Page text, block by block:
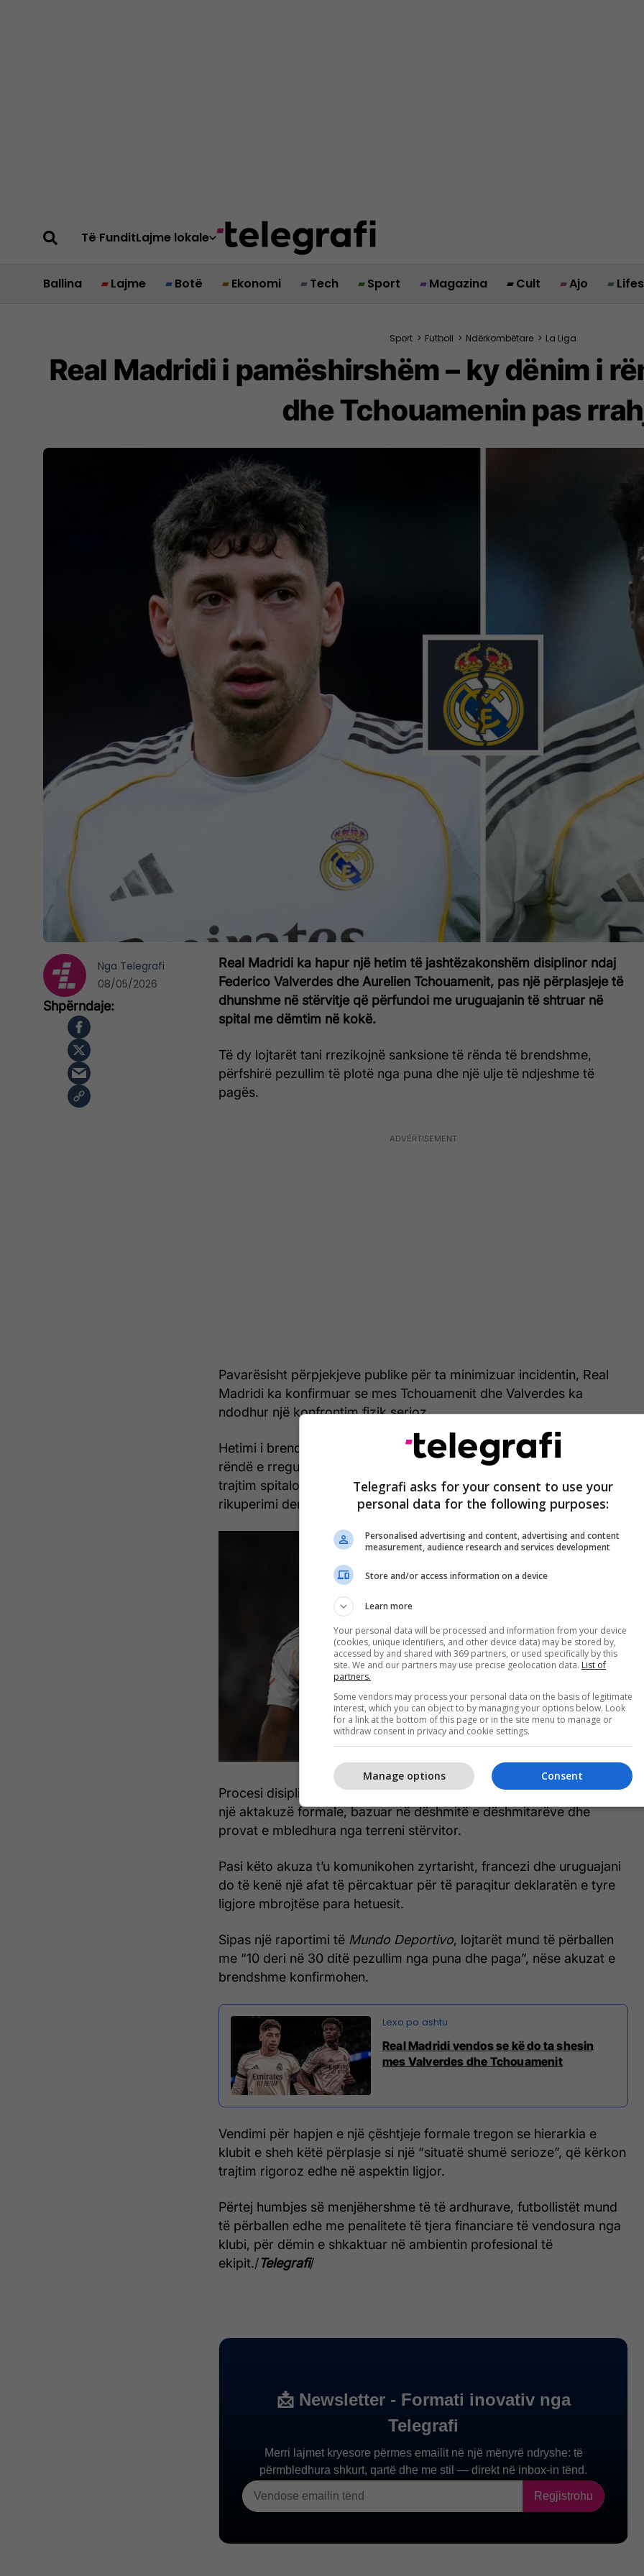
Të FunditLajme lokale
Ballina Lajme Botë Ekonomi Tech Sport Magazina Cult Ajo
Sport > Futboll > Ndërkombëtare > La Liga
Real Madridi i pamëshirshëm – ky dënim i
dhe Tchouamenin pas
Real Madridi ka hapur një hetim të jashtëzakonshëm disiplinor ndaj
Federico Valverdes dhe Aurelien Tchouamenit, pas një përplasjeje të
dhunshme në stërvitje që përfundoi me uruguajanin të shtruar në
spital me dëmtim në kokë.
Të dy lojtarët tani rrezikojnë sanksione të rënda të brendshme,
përfshirë pezullim të plotë nga puna dhe një ulje të ndjeshme të
pagës.
Pavarësisht përpjekjeve publike për ta minimizuar incidentin, Real
Madridi ka konfirmuar se mes Tchouamenit dhe Valverdes ka
ndodhur një konfrontim fizik serioz.
Hetimi i brendshëm i klubit përqendrohet te një shkelje shumë e
rëndë e rregullave të sjelljes, e cila e la Valverden në nevojë për
trajtim spitalor për shkak të një dëmtimi në kokë, me një periudhë
rikuperimi deri në 14 ditë.
Procesi disiplinor parashikon që instruktori i sapoemëruar të hartojë
një aktakuzë formale, bazuar në dëshmitë e dëshmitarëve dhe
provat e mbledhura nga terreni stërvitor.
Pasi këto akuza t’u komunikohen zyrtarisht, francezi dhe uruguajani
do të kenë një afat të përcaktuar për të paraqitur deklaratën e tyre
ligjore mbrojtëse para hetuesit.
Sipas një raportimi të Mundo Deportivo, lojtarët mund të përballen
me “10 deri në 30 ditë pezullim nga puna dhe paga”, nëse akuzat e
brendshme konfirmohen.
Real Madridi vendos se kë do ta shesin
mes Valverdes dhe Tchouamenit
Vendimi për hapjen e një çështjeje formale tregon se hierarkia e
klubit e sheh këtë përplasje si një “situatë shumë serioze”, që kërkon
trajtim rigoroz edhe në aspektin ligjor.
Përtej humbjes së menjëhershme të të ardhurave, futbollistët mund
të përballen edhe me penalitete të tjera financiare të vendosura nga
klubi, për dëmin e shkaktuar në ambientin profesional të
ekipit./Telegrafi/
Nga Telegrafi
08/05/2026
Telegrafi asks for your consent to use your
personal data for the following purposes:
Personalised advertising and content, advertising and content
measurement, audience research and services development
Store and/or access information on a device
Learn more
Your personal data will be processed and information from your device
(cookies, unique identifiers, and other device data) may be stored by,
accessed by and shared with 369 partners, or used specifically by this
site. We and our partners may use precise geolocation data. List of
partners.
Some vendors may process your personal data on the basis of legitimate
interest, which you can object to by managing your options below. Look
for a link at the bottom of this page or in the site menu to manage or
withdraw consent in privacy and cookie settings.
Consent
Manage options